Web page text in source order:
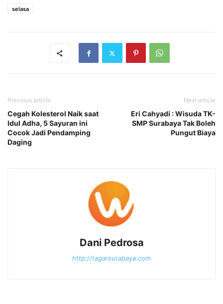
selasa
Previous article
Cegah Kolesterol Naik saat
Idul Adha, 5 Sayuran ini
Cocok Jadi Pendamping
Daging
Next article
Eri Cahyadi : Wisuda TK-
SMP Surabaya Tak Boleh
Pungut Biaya
Dani Pedrosa
http://tagarsurabaya.com